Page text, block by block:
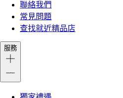
聯絡我們
常見問題
查找就近精品店
服務